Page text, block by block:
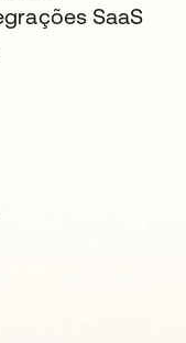
SaaS